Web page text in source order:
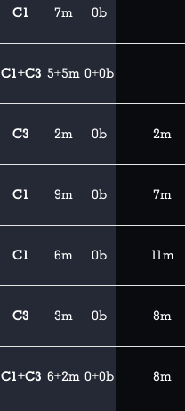
C1 7m 0b
C1+C3 5+5m 0+0b
C3 2m 0b 2m
C1 9m 0b 7m
C1 6m 0b 11m
C3 3m 0b 8m
C1+C3 6+2m 0+0b 8m